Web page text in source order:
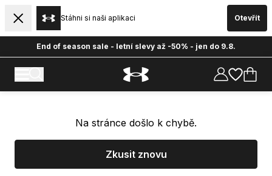
Stáhni si naši aplikaci Otevřít
End of season sale - letní slevy až -50% - jen do 9.8.
Na stránce došlo k chybě.
Zkusit znovu